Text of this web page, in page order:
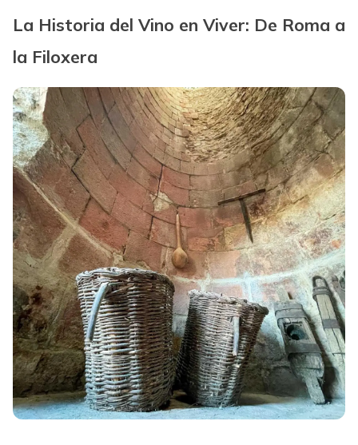
La Historia del Vino en Viver: De Roma a
la Filoxera